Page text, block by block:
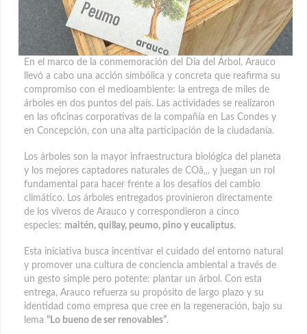
En el marco de la conmemoración del Día del Árbol, Arauco
llevó a cabo una acción simbólica y concreta que reafirma su
compromiso con el medioambiente: la entrega de miles de
árboles en dos puntos del país. Las actividades se realizaron
en las oficinas corporativas de la compañía en Las Condes y
en Concepción, con una alta participación de la ciudadanía.
Los árboles son la mayor infraestructura biológica del planeta
y los mejores captadores naturales de COâ‚‚, y juegan un rol
fundamental para hacer frente a los desafíos del cambio
climático. Los árboles entregados provinieron directamente
de los viveros de Arauco y correspondieron a cinco
especies: maitén, quillay, peumo, pino y eucaliptus.
Esta iniciativa busca incentivar el cuidado del entorno natural
y promover una cultura de conciencia ambiental a través de
un gesto simple pero potente: plantar un árbol. Con esta
entrega, Arauco refuerza su propósito de largo plazo y su
identidad como empresa que cree en la regeneración, bajo su
lema “Lo bueno de ser renovables”.